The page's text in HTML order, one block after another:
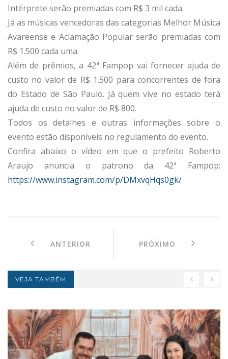
Intérprete serão premiadas com R$ 3 mil cada.
Já as músicas vencedoras das categorias Melhor Música
Avareense e Aclamação Popular serão premiadas com
R$ 1.500 cada uma.
Além de prêmios, a 42ª Fampop vai fornecer ajuda de
custo no valor de R$ 1.500 para concorrentes de fora
do Estado de São Paulo. Já quem vive no estado terá
ajuda de custo no valor de R$ 800.
Todos os detalhes e outras informações sobre o
evento estão disponíveis no regulamento do evento.
Confira abaixo o vídeo em que o prefeito Roberto
Araujo anuncia o patrono da 42ª Fampop:
https://www.instagram.com/p/DMxvqHqs0gk/
ANTERIOR PRÓXIMO
VEJA TAMBÉM